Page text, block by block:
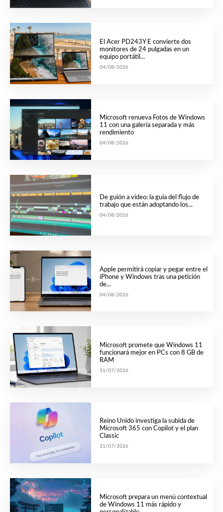
El Acer PD243Y E convierte dos
monitores de 24 pulgadas en un
equipo portátil...
04/08/2026
Microsoft renueva Fotos de Windows
11 con una galería separada y más
rendimiento
04/08/2026
De guión a vídeo: la guía del flujo de
trabajo que están adoptando los...
04/08/2026
Apple permitirá copiar y pegar entre el
iPhone y Windows tras una petición
de...
04/08/2026
Microsoft promete que Windows 11
funcionará mejor en PCs con 8 GB de
RAM
31/07/2026
Reino Unido investiga la subida de
Microsoft 365 con Copilot y el plan
Classic
31/07/2026
Microsoft prepara un menú contextual
de Windows 11 más rápido y